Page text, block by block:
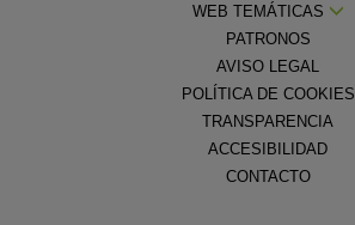
WEB TEMÁTICAS
PATRONOS
AVISO LEGAL
POLÍTICA DE COOKIES
TRANSPARENCIA
ACCESIBILIDAD
CONTACTO